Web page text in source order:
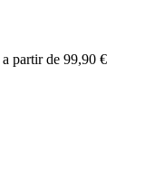
a partir de 99,90 €